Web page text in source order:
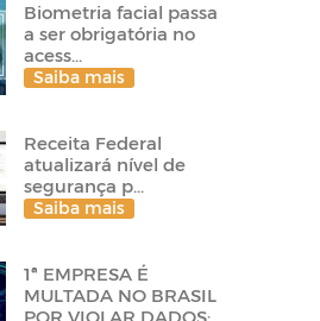
Biometria facial passa
a ser obrigatória no
acess...
Saiba mais
Receita Federal
atualizará nível de
segurança p...
Saiba mais
1ª EMPRESA É
MULTADA NO BRASIL
POR VIOLAR DADOS:...